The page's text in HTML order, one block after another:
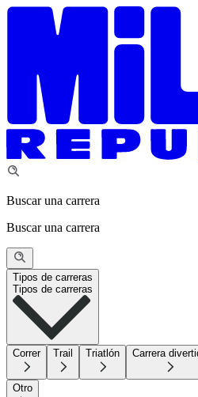
Buscar una carrera
Buscar una carrera
Tipos de carreras
Tipos de carreras
Correr Trail Triatlón Carrera
Otro